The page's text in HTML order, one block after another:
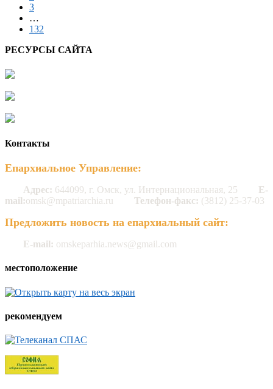
3
…
132
РЕСУРСЫ САЙТА
Контакты
Епархиальное Управление:
Адрес: 644099, г. Омск, ул. Интернациональная, 25
E-
mail:omsk@mpatriarchia.ru Телефон-факс: (3812) 25-37-03
Предложить новость на епархиальный сайт:
E-mail: omskeparhia.news@gmail.com
местоположение
рекомендуем